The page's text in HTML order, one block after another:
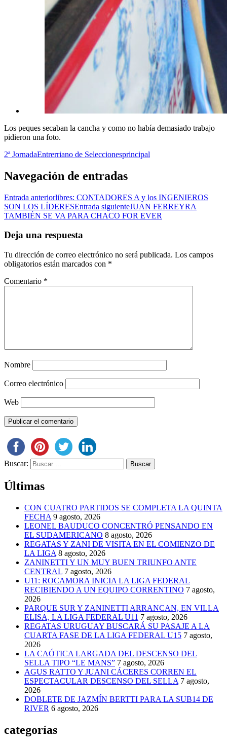
Los peques secaban la cancha y como no había demasiado trabajo
pidieron una foto.
2ª JornadaEntrerriano de Seleccionesprincipal
Navegación de entradas
Entrada anteriorlibres: CONTADORES A y los INGENIEROS
SON LOS LÍDERESEntrada siguienteJUAN FERREYRA
TAMBIÉN SE VA PARA CHACO FOR EVER
Deja una respuesta
Tu dirección de correo electrónico no será publicada. Los campos
obligatorios están marcados con *
Comentario *
Nombre
Correo electrónico
Web
Buscar:
Últimas
CON CUATRO PARTIDOS SE COMPLETA LA QUINTA
FECHA 9 agosto, 2026
LEONEL BAUDUCO CONCENTRÓ PENSANDO EN
EL SUDAMERICANO 8 agosto, 2026
REGATAS Y ZANI DE VISITA EN EL COMIENZO DE
LA LIGA 8 agosto, 2026
ZANINETTI Y UN MUY BUEN TRIUNFO ANTE
CENTRAL 7 agosto, 2026
U11: ROCAMORA INICIA LA LIGA FEDERAL
RECIBIENDO A UN EQUIPO CORRENTINO 7 agosto,
2026
PARQUE SUR Y ZANINETTI ARRANCAN, EN VILLA
ELISA, LA LIGA FEDERAL U11 7 agosto, 2026
REGATAS URUGUAY BUSCARÁ SU PASAJE A LA
CUARTA FASE DE LA LIGA FEDERAL U15 7 agosto,
2026
LA CAÓTICA LARGADA DEL DESCENSO DEL
SELLA TIPO “LE MANS” 7 agosto, 2026
AGUS RATTO Y JUANI CÁCERES CORREN EL
ESPECTACULAR DESCENSO DEL SELLA 7 agosto,
2026
DOBLETE DE JAZMÍN BERTTI PARA LA SUB14 DE
RIVER 6 agosto, 2026
categorías